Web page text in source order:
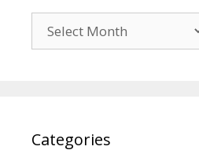
Categories